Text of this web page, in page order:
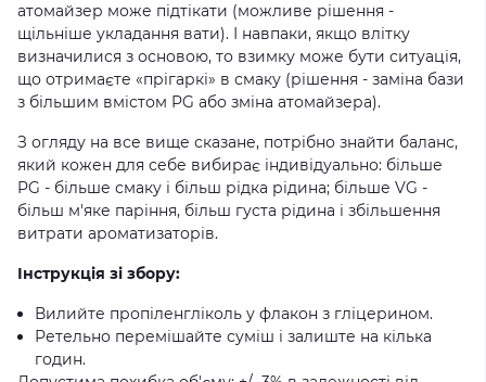
атомайзер може підтікати (можливе рішення -
щільніше укладання вати). І навпаки, якщо влітку
визначилися з основою, то взимку може бути ситуація,
що отримаєте «прігаркі» в смаку (рішення - заміна бази
з більшим вмістом PG або зміна атомайзера).
З огляду на все вище сказане, потрібно знайти баланс,
який кожен для себе вибирає індивідуально: більше
PG - більше смаку і більш рідка рідина; більше VG -
більш м'яке паріння, більш густа рідина і збільшення
витрати ароматизаторів.
Інструкція зі збору:
Вилийте пропіленгліколь у флакон з гліцерином.
Ретельно перемішайте суміш і залиште на кілька
годин.